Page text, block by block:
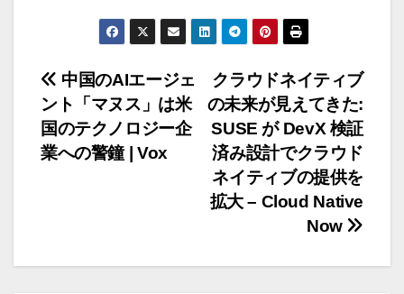
投
稿
ナ
ー
クラウドネイティブ
の未来が見えてきた:
SUSE が DevX 検証
済み設計でクラウド
ネイティブの提供を
拡大 – Cloud Native
Now
中国のAIエージェ
ント「マヌス」は米
国のテクノロジー企
業への警鐘 | Vox